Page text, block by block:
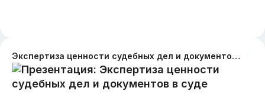
Экспертиза ценности судебных дел и документов в суде